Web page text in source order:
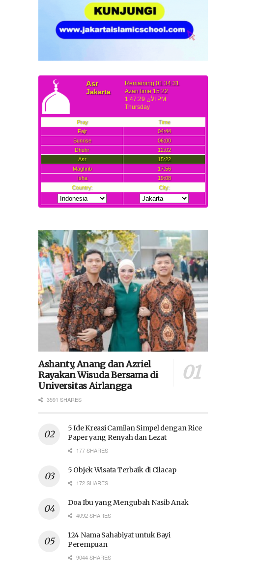
Ashanty, Anang dan Azriel
Rayakan Wisuda Bersama di
Universitas Airlangga
3591 SHARES
5 Ide Kreasi Camilan Simpel dengan Rice
Paper yang Renyah dan Lezat
177 SHARES
5 Objek Wisata Terbaik di Cilacap
172 SHARES
Doa Ibu yang Mengubah Nasib Anak
4092 SHARES
124 Nama Sahabiyat untuk Bayi
Perempuan
9044 SHARES